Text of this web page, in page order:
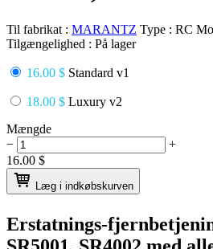
Til fabrikat : MARANTZ Type : RC
Tilgængelighed : På lager
16.00 $ Standard v1
18.00 $ Luxury v2
Mængde
−
+
16.00 $
Læg i indkøbskurven
Erstatnings-